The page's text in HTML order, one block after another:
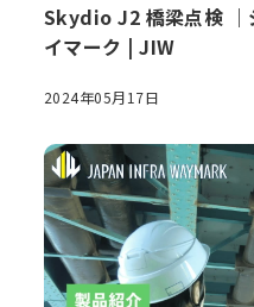
Skydio J2 橋梁点検 ｜
イマーク | JIW
2024年05月17日